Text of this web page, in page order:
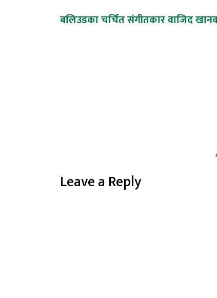
Post
बलिउडका चर्चित संगीतकार वाजिद
Leave a Reply